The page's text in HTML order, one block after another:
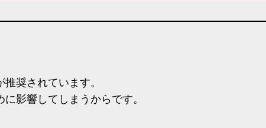
奨されています。
影響してしまうからです。